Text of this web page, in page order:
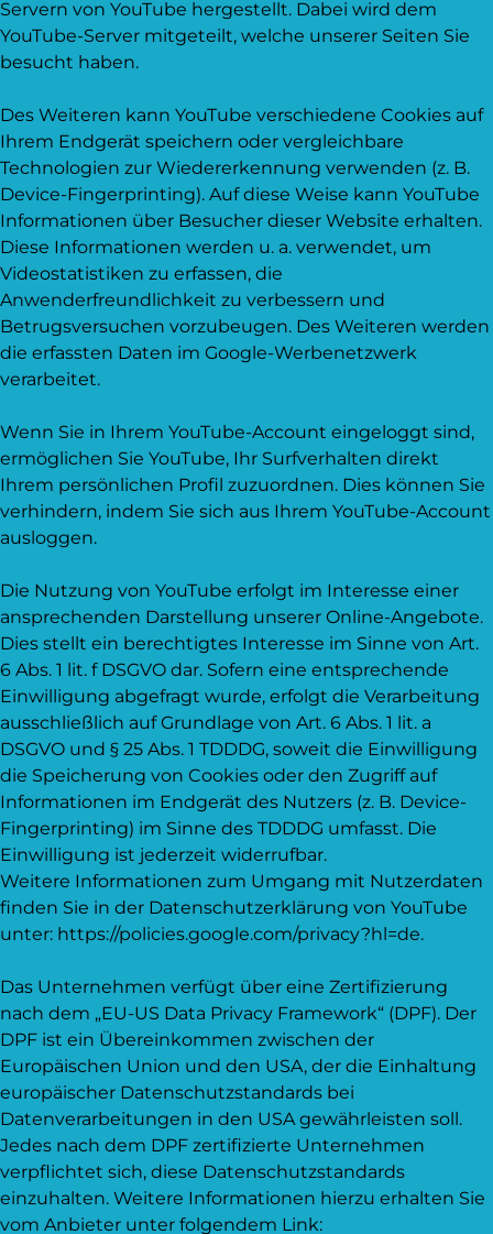
Servern von YouTube hergestellt. Dabei wird dem
YouTube-Server mitgeteilt, welche unserer Seiten Sie
besucht haben.
Des Weiteren kann YouTube verschiedene Cookies auf
Ihrem Endgerät speichern oder vergleichbare
Technologien zur Wiedererkennung verwenden (z. B.
Device-Fingerprinting). Auf diese Weise kann YouTube
Informationen über Besucher dieser Website erhalten.
Diese Informationen werden u. a. verwendet, um
Videostatistiken zu erfassen, die
Anwenderfreundlichkeit zu verbessern und
Betrugsversuchen vorzubeugen. Des Weiteren werden
die erfassten Daten im Google-Werbenetzwerk
verarbeitet.
Wenn Sie in Ihrem YouTube-Account eingeloggt sind,
ermöglichen Sie YouTube, Ihr Surfverhalten direkt
Ihrem persönlichen Profil zuzuordnen. Dies können Sie
verhindern, indem Sie sich aus Ihrem YouTube-Account
ausloggen.
Die Nutzung von YouTube erfolgt im Interesse einer
ansprechenden Darstellung unserer Online-Angebote.
Dies stellt ein berechtigtes Interesse im Sinne von Art.
6 Abs. 1 lit. f DSGVO dar. Sofern eine entsprechende
Einwilligung abgefragt wurde, erfolgt die Verarbeitung
ausschließlich auf Grundlage von Art. 6 Abs. 1 lit. a
DSGVO und § 25 Abs. 1 TDDDG, soweit die Einwilligung
die Speicherung von Cookies oder den Zugriff auf
Informationen im Endgerät des Nutzers (z. B. Device-
Fingerprinting) im Sinne des TDDDG umfasst. Die
Einwilligung ist jederzeit widerrufbar.
Weitere Informationen zum Umgang mit Nutzerdaten
finden Sie in der Datenschutzerklärung von YouTube
unter: https://policies.google.com/privacy?hl=de.
Das Unternehmen verfügt über eine Zertifizierung
nach dem „EU-US Data Privacy Framework“ (DPF). Der
DPF ist ein Übereinkommen zwischen der
Europäischen Union und den USA, der die Einhaltung
europäischer Datenschutzstandards bei
Datenverarbeitungen in den USA gewährleisten soll.
Jedes nach dem DPF zertifizierte Unternehmen
verpflichtet sich, diese Datenschutzstandards
einzuhalten. Weitere Informationen hierzu erhalten Sie
vom Anbieter unter folgendem Link: